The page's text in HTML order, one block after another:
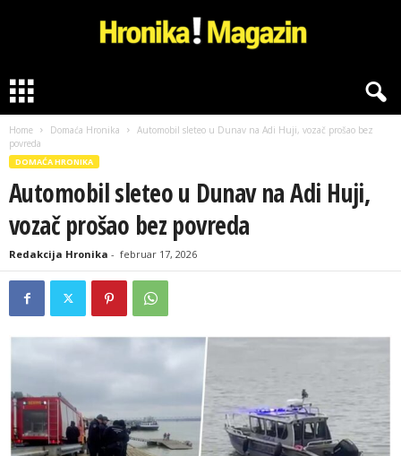
o
Home Domaća Hronika
Automobil sleteo u Dunav na Adi Huji, vozač prošao bez
povreda
DOMAĆA HRONIKA
Automobil sleteo u Dunav na Adi Huji,
vozač prošao bez povreda
Redakcija Hronika - februar 17, 2026